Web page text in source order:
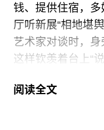
钱、提供住宿，
厅听新展“相地堪
艺术家对谈时，
这样钦羡着台上“
的确，在这场由何
阅读全文